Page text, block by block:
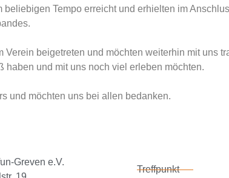
Tempo erreicht und erhielten im
Verein beigetreten und möchten weiterhin mit uns
und mit uns noch viel erleben möchten.
und möchten uns bei allen bedanken.
Greven e.V.
Treffpunkt